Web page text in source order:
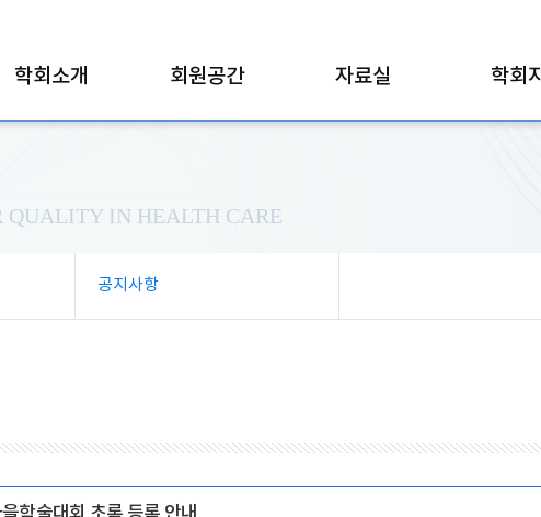
학회소개 회원공간 자료실 학회지
QUALITY IN HEALTH CARE
공지사항